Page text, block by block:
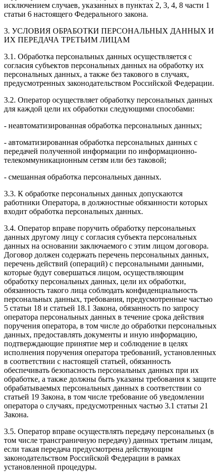
исключением случаев, указанных в пунктах 2, 3, 4, 8 части 1
статьи 6 настоящего Федерального закона.
3. УСЛОВИЯ ОБРАБОТКИ ПЕРСОНАЛЬНЫХ ДАННЫХ И
ИХ ПЕРЕДАЧА ТРЕТЬИМ ЛИЦАМ
3.1. Обработка персональных данных осуществляется с
согласия субъектов персональных данных на обработку их
персональных данных, а также без такового в случаях,
предусмотренных законодательством Российской Федерации.
3.2. Оператор осуществляет обработку персональных данных
для каждой цели их обработки следующими способами:
- неавтоматизированная обработка персональных данных;
- автоматизированная обработка персональных данных с
передачей полученной информации по информационно-
телекоммуникационным сетям или без таковой;
- смешанная обработка персональных данных.
3.3. К обработке персональных данных допускаются
работники Оператора, в должностные обязанности которых
входит обработка персональных данных.
3.4. Оператор вправе поручить обработку персональных
данных другому лицу с согласия субъекта персональных
данных на основании заключаемого с этим лицом договора.
Договор должен содержать перечень персональных данных,
перечень действий (операций) с персональными данными,
которые будут совершаться лицом, осуществляющим
обработку персональных данных, цели их обработки,
обязанность такого лица соблюдать конфиденциальность
персональных данных, требования, предусмотренные частью
5 статьи 18 и статьей 18.1 Закона, обязанность по запросу
оператора персональных данных в течение срока действия
поручения оператора, в том числе до обработки персональных
данных, предоставлять документы и иную информацию,
подтверждающие принятие мер и соблюдение в целях
исполнения поручения оператора требований, установленных
в соответствии с настоящей статьей, обязанность
обеспечивать безопасность персональных данных при их
обработке, а также должны быть указаны требования к защите
обрабатываемых персональных данных в соответствии со
статьей 19 Закона, в том числе требование об уведомлении
оператора о случаях, предусмотренных частью 3.1 статьи 21
Закона.
3.5. Оператор вправе осуществлять передачу персональных (в
том числе трансграничную передачу) данных третьим лицам,
если такая передача предусмотрена действующим
законодательством Российской Федерации в рамках
установленной процедуры.